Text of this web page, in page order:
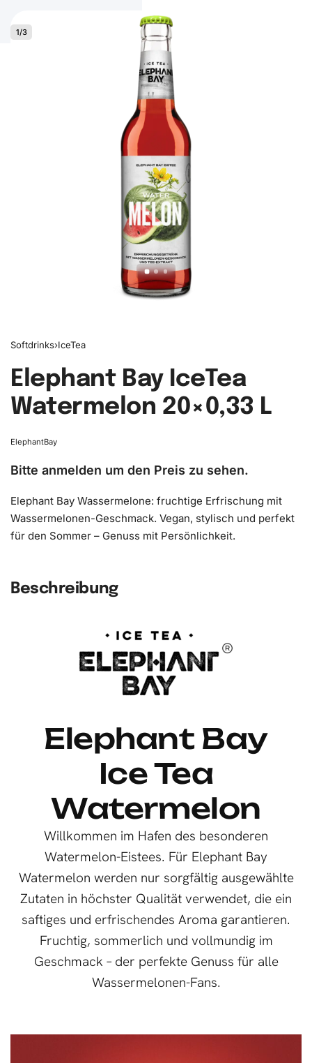
1/3
Softdrinks›IceTea
Elephant Bay IceTea
Watermelon ​20×0,33 L
ElephantBay
Bitte anmelden um den Preis zu sehen.
Elephant Bay Wassermelone: fruchtige Erfrischung mit
Wassermelonen-Geschmack. Vegan, stylisch und perfekt
für den Sommer – Genuss mit Persönlichkeit.
Beschreibung
Elephant Bay
Ice Tea
Watermelon
Willkommen im Hafen des besonderen
Watermelon-Eistees. Für Elephant Bay
Watermelon werden nur sorgfältig ausgewählte
Zutaten in höchster Qualität verwendet, die ein
saftiges und erfrischendes Aroma garantieren.
Fruchtig, sommerlich und vollmundig im
Geschmack – der perfekte Genuss für alle
Wassermelonen-Fans.